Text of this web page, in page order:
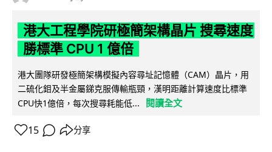
港大工程學院研極簡架構晶片 搜尋速度
勝標準 CPU 1 億倍
港大團隊研發極簡架構模擬內容尋址記憶體（CAM）晶片，用
二硫化鉬及半金屬銻克服傳輸瓶頸，漢明距離計算速度比標準
CPU快1億倍，每次搜尋耗能低...
閱讀全文
15 分享